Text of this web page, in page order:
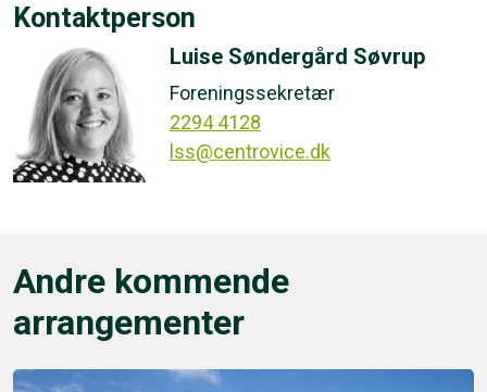
Kontaktperson
Luise Søndergård Søvrup
Foreningssekretær
2294 4128
lss@centrovice.dk
Andre kommende
arrangementer